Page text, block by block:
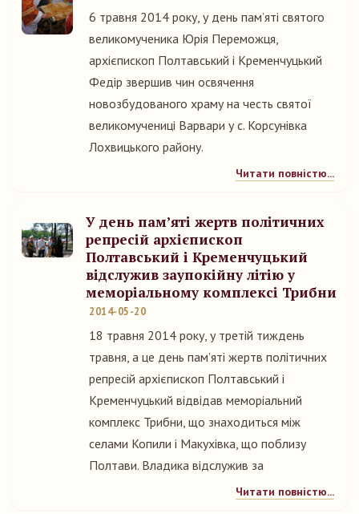
6 травня 2014 року, у день пам’яті святого
великомученика Юрія Переможця,
архієпископ Полтавський і Кременчуцький
Федір звершив чин освячення
новозбудованого храму на честь святої
великомучениці Варвари у с. Корсунівка
Лохвицького району.
Читати повністю...
У день пам’яті жертв політичних
репресій архієпископ
Полтавський і Кременчуцький
відслужив заупокійну літію у
меморіальному комплексі Трибни
2014-05-20
18 травня 2014 року, у третій тиждень
травня, а це день пам’яті жертв політичних
репресій архієпископ Полтавський і
Кременчуцький відвідав меморіальний
комплекс Трибни, що знаходиться між
селами Копили і Макухівка, що поблизу
Полтави. Владика відслужив за
Читати повністю...